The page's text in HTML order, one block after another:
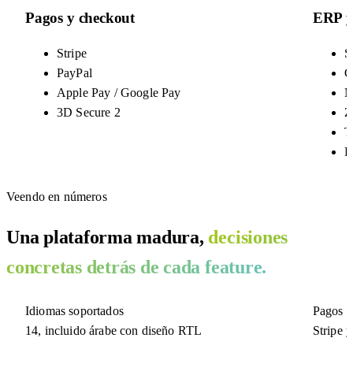
Pagos y checkout
Stripe
PayPal
Apple Pay / Google Pay
3D Secure 2
ERP
Veendo en números
Una plataforma madura, decisiones
concretas detrás de cada feature.
Idiomas soportados
14, incluido árabe con diseño RTL
Pagos
Stripe